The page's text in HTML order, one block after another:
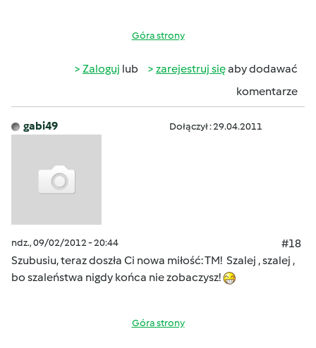
Góra strony
Zaloguj lub zarejestruj sięaby dodawać
komentarze
gabi49 Dołączył : 29.04.2011
ndz., 09/02/2012 - 20:44
#18
Szubusiu, teraz doszła Ci nowa miłość: TM! Szalej , szalej ,
bo szaleństwa nigdy końca nie zobaczysz!
Góra strony